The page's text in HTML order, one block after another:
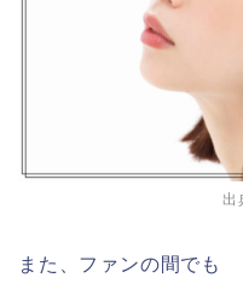
出
また、ファンの間でも